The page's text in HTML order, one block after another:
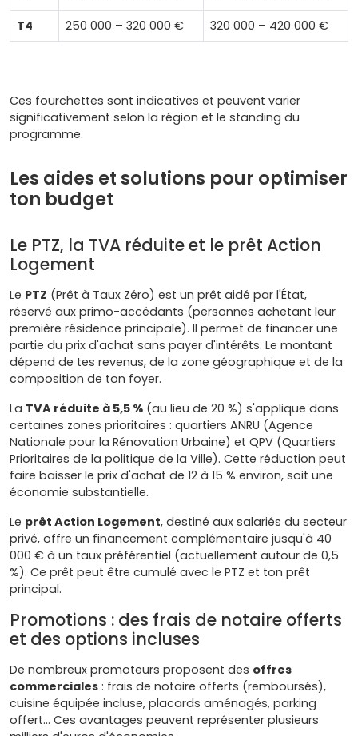
T4
250 000 – 320 000 € 320 000 – 420 000 €
Ces fourchettes sont indicatives et peuvent varier
significativement selon la région et le standing du
programme.
Les aides et solutions pour optimiser
ton budget
Le PTZ, la TVA réduite et le prêt Action
Logement
Le PTZ (Prêt à Taux Zéro) est un prêt aidé par l'État,
réservé aux primo-accédants (personnes achetant leur
première résidence principale). Il permet de financer une
partie du prix d'achat sans payer d'intérêts. Le montant
dépend de tes revenus, de la zone géographique et de la
composition de ton foyer.
La TVA réduite à 5,5 % (au lieu de 20 %) s'applique dans
certaines zones prioritaires : quartiers ANRU (Agence
Nationale pour la Rénovation Urbaine) et QPV (Quartiers
Prioritaires de la politique de la Ville). Cette réduction peut
faire baisser le prix d'achat de 12 à 15 % environ, soit une
économie substantielle.
Le prêt Action Logement, destiné aux salariés du secteur
privé, offre un financement complémentaire jusqu'à 40
000 € à un taux préférentiel (actuellement autour de 0,5
%). Ce prêt peut être cumulé avec le PTZ et ton prêt
principal.
Promotions : des frais de notaire offerts
et des options incluses
De nombreux promoteurs proposent des offres
commerciales : frais de notaire offerts (remboursés),
cuisine équipée incluse, placards aménagés, parking
offert… Ces avantages peuvent représenter plusieurs